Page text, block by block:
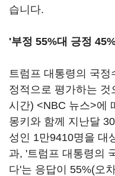
습니다.
'부정 55%대 긍정
트럼프 대통령의 국
정적으로 평가하는 것
시간) <NBC 뉴스>에
몽키와 함께 지난달
성인 1만9410명을 대
과, '트럼프 대통령의
다'는 응답이 55%(오